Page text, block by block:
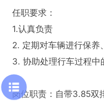
任职要求：
1.认真负责
2. 定期对车辆进行保养
3. 协助处理行车过程中
岗位职责：自带3.85双